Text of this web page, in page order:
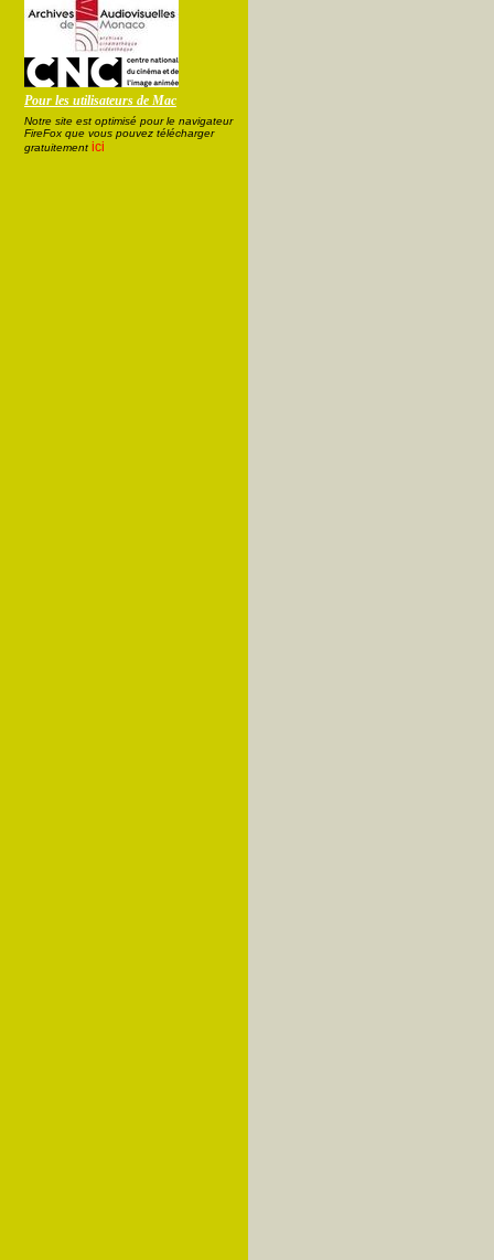
Pour les utilisateurs de Mac
Notre site est optimisé pour le navigateur
FireFox que vous pouvez télécharger
gratuitement ici